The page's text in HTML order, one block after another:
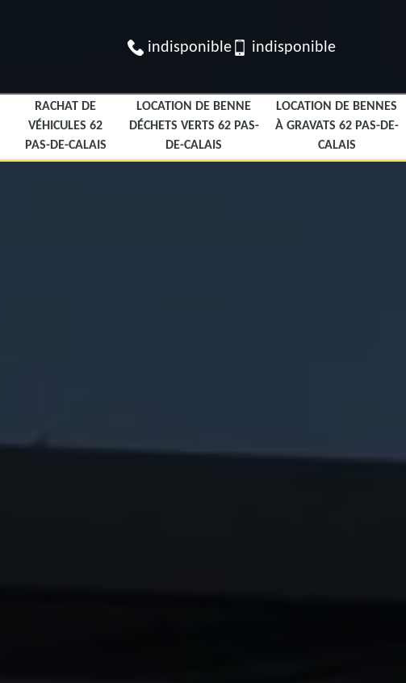
indisponible indisponible
RACHAT DE
VÉHICULES 62
PAS-DE-CALAIS
LOCATION DE BENNE
DÉCHETS VERTS 62 PAS-
DE-CALAIS
LOCATION DE BENNES
À GRAVATS 62 PAS-DE-
CALAIS